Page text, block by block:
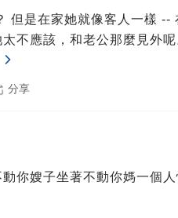
但是在家她就像客人一樣 --
不應該，和老公那麼見外
分享
你嫂子坐著不動你媽一個